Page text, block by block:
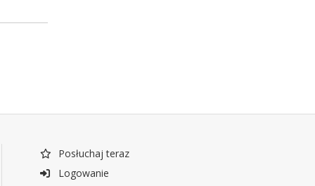
Posłuchaj teraz
Logowanie